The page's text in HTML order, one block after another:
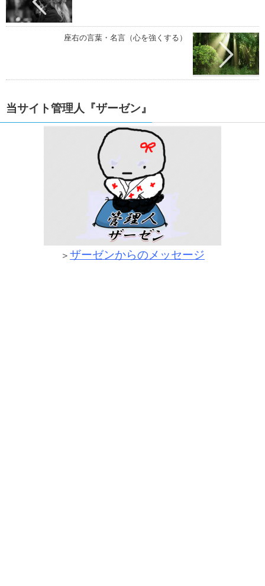
座右の言葉・名言（心を強くする）
当サイト管理人『ザーゼン』
＞ ザーゼンからのメッセージ